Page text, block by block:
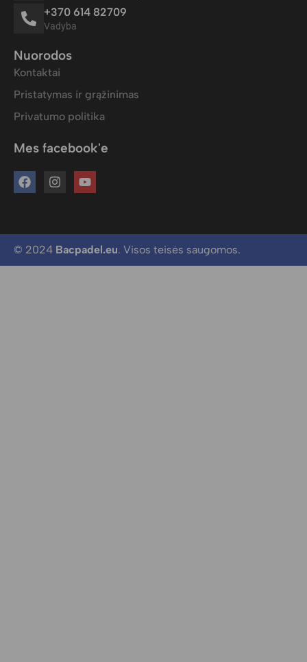
+370 614 82709
Vadyba
Nuorodos
Kontaktai
Pristatymas ir grąžinimas
Privatumo politika
Mes facebook'e
© 2024 Bacpadel.eu. Visos teisės saugomos.